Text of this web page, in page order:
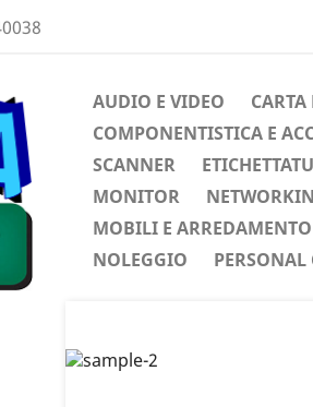
AUDIO E VIDEO CARTA
COMPONENTISTICA E
SCANNER
MONITOR
MOBILI E
NOLEGGIO